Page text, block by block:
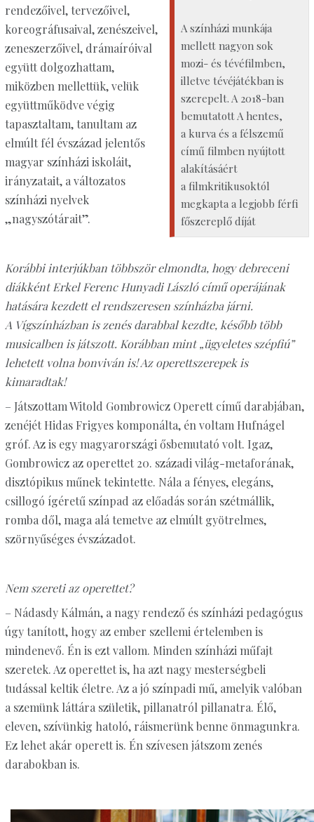
A színházi munkája
mellett nagyon sok
mozi- és tévéfilmben,
illetve tévéjátékban is
szerepelt. A 2018-ban
bemutatott A hentes,
a kurva és a félszemű
című filmben nyújtott
alakításáért
a filmkritikusoktól
megkapta a legjobb férfi
főszereplő díját
rendezőivel, tervezőivel,
koreográfusaival, zenészeivel,
zeneszerzőivel, drámaíróival
együtt dolgozhattam,
miközben mellettük, velük
együttműködve végig
tapasztaltam, tanultam az
elmúlt fél évszázad jelentős
magyar színházi iskoláit,
irányzatait, a változatos
színházi nyelvek
„nagyszótárait”.
Korábbi interjúkban többször elmondta, hogy debreceni
diákként Erkel Ferenc Hunyadi László című operájának
hatására kezdett el rendszeresen színházba járni.
A Vígszínházban is zenés darabbal kezdte, később több
musicalben is játszott. Korábban mint „ügyeletes szépfiú”
lehetett volna bonviván is! Az operettszerepek is
kimaradtak!
– Játszottam Witold Gombrowicz Operett című darabjában,
zenéjét Hidas Frigyes komponálta, én voltam Hufnágel
gróf. Az is egy magyarországi ősbemutató volt. Igaz,
Gombrowicz az operettet 20. századi világ-metaforának,
disztópikus műnek tekintette. Nála a fényes, elegáns,
csillogó ígéretű színpad az előadás során szétmállik,
romba dől, maga alá temetve az elmúlt gyötrelmes,
szörnyűséges évszázadot.
Nem szereti az operettet?
– Nádasdy Kálmán, a nagy rendező és színházi pedagógus
úgy tanított, hogy az ember szellemi értelemben is
mindenevő. Én is ezt vallom. Minden színházi műfajt
szeretek. Az operettet is, ha azt nagy mesterségbeli
tudással keltik életre. Az a jó színpadi mű, amelyik valóban
a szemünk láttára születik, pillanatról pillanatra. Élő,
eleven, szívünkig hatoló, ráismerünk benne önmagunkra.
Ez lehet akár operett is. Én szívesen játszom zenés
darabokban is.